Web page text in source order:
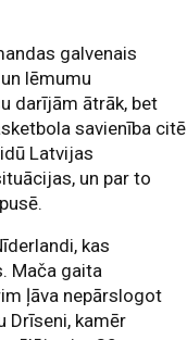
galvenais
lēmumu
darījām ātrāk, bet
savienība citē
Latvijas
un par to
kas
Mača gaita
ļāva nepārslogot
Drīseni, kamēr